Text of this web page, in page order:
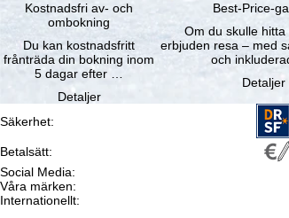
Kostnadsfri av- och
ombokning
Du kan kostnadsfritt
frånträda din bokning inom
5 dagar efter …
Detaljer
Best-Price-
Om du skulle hitta
erbjuden resa – med
och
Detaljer
Säkerhet:
Betalsätt:
Social Media:
Våra märken:
Internationellt: